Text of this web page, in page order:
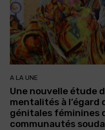
A LA UNE
Une nouvelle étude
mentalités à
génitales féminines
communautés